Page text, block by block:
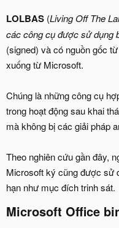
LOLBAS (Living Off The
các công cụ được sử dụng
(signed) và có nguồn gốc
xuống từ Microsoft.
Chúng là những công cụ
trong hoạt động sau khai
mà không bị các giải pháp
Theo nghiên cứu gần đây,
Microsoft ký cũng được sử
hạn như mục đích trinh sát.
Microsoft Office